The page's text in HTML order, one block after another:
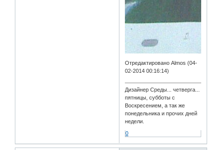
Отредактировано Almos (04-
02-2014 00:16:14)
Дизайнер Среды... четверга...
пятницы, субботы с
Воскресением, а так же
понедельника и прочих дней
недели.
0